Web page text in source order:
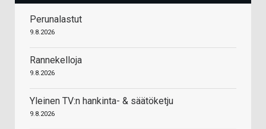
Perunalastut
9.8.2026
Rannekelloja
9.8.2026
Yleinen TV:n hankinta- & säätöketju
9.8.2026